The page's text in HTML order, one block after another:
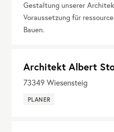
Gestaltung unserer
Voraussetzung für
Bauen.
Architekt Albert
73349 Wiesensteig
PLANER